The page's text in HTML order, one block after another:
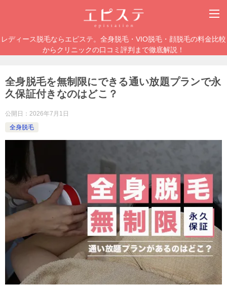
レディース脱毛ならエピステ。全身脱毛・VIO脱毛・顔脱毛の料金比較
からクリニックの口コミ評判まで徹底解説！
全身脱毛を無制限にできる通い放題プランで永
久保証付きなのはどこ？
公開日： 2026年7月1日
全身脱毛